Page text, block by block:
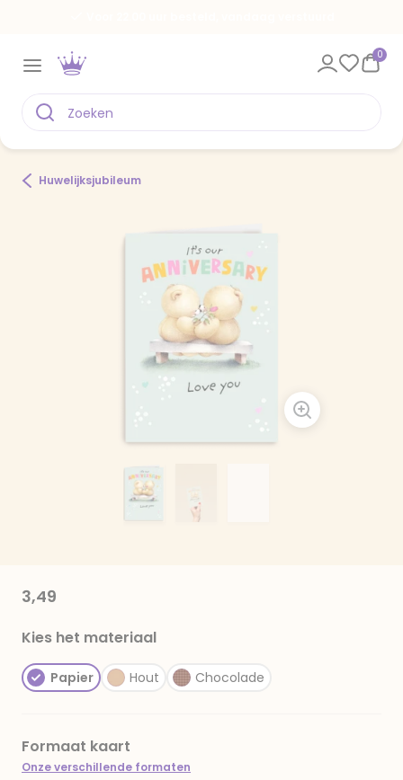
0
Huwelijksjubileum
3,49
Kies het materiaal
Papier Hout Chocolade
Formaat kaart
Onze verschillende formaten